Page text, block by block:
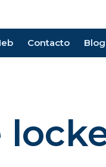
Contacto Blog